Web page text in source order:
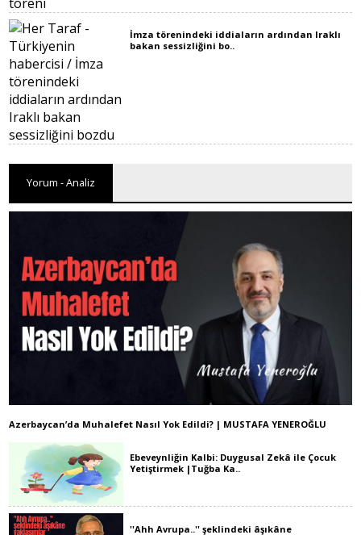
İmza törenindeki iddiaların ardından Iraklı
bakan sessizliğini bo..
Yorum - Analiz
Azerbaycan’da Muhalefet Nasıl Yok Edildi? | MUSTAFA YENEROĞLU
Ebeveynliğin Kalbi: Duygusal Zekâ ile Çocuk
Yetiştirmek |Tuğba Ka..
''Ahh Avrupa..'' şeklindeki âşıkâne